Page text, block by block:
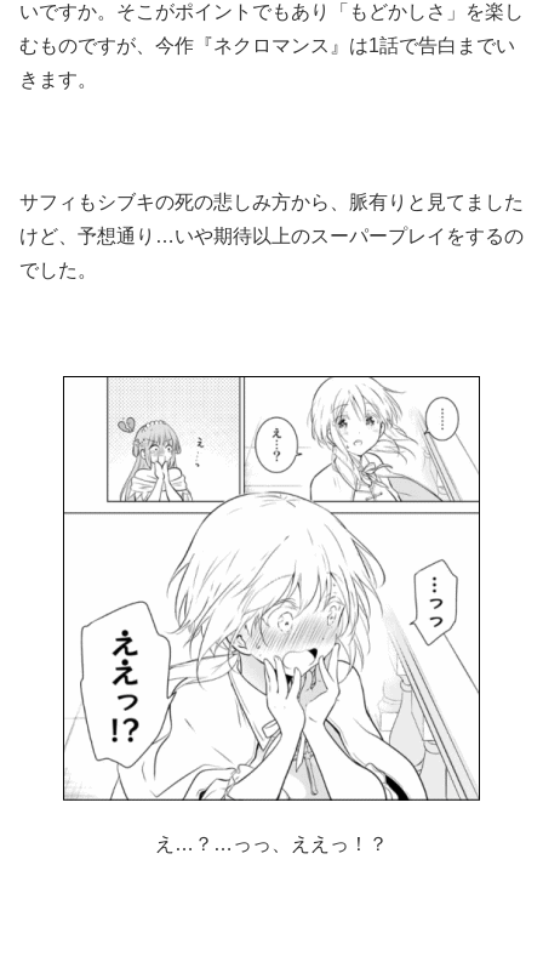
いですか。そこがポイントでもあり「もどかしさ」を楽し
むものですが、今作『ネクロマンス』は1話で告白までい
きます。
サフィもシブキの死の悲しみ方から、脈有りと見てました
けど、予想通り…いや期待以上のスーパープレイをするの
でした。
え…？…っっ、ええっ！？